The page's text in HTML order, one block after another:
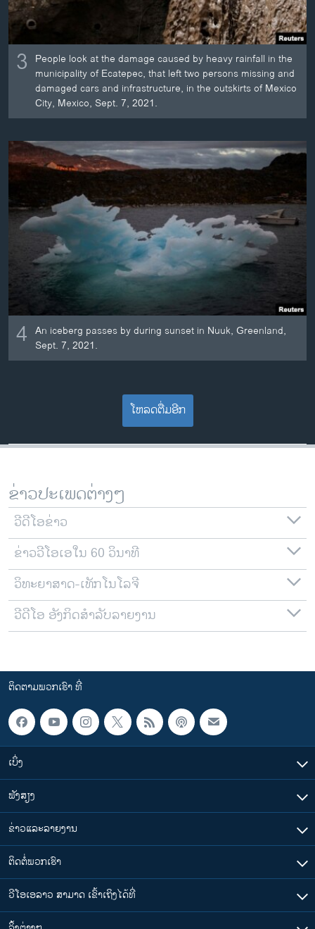
3 People look at the damage caused by heavy rainfall in the
municipality of Ecatepec, that left two persons missing and
damaged cars and infrastructure, in the outskirts of Mexico
City, Mexico, Sept. 7, 2021.
4 An iceberg passes by during sunset in Nuuk, Greenland,
Sept. 7, 2021.
ໂຫລດຕື່ມອີກ
ຂ່າວປະເພດຕ່າງໆ
ວີດີໂອຂ່າວ
ຂ່າວວີໂອເອໃນ 60 ວິນາທີ
ວິທະຍາສາດ-ເທັກໂນໂລຈີ
ວີດີໂອ ອັງກິດສຳລັບລາຍງານ
ຕິດຕາມພວກເຮົາ ທີ່
ເບິ່ງ
ຟັງສຽງ
ຂ່າວແລະລາຍງານ
ຕິດຕໍ່ພວກເຮົາ
ວີໂອເອລາວ ສາມາດ ເຂົ້າເຖິງໄດ້ທີ່